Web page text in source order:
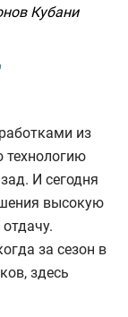
Кубани
из
технологию
И сегодня
высокую
за сезон в
здесь